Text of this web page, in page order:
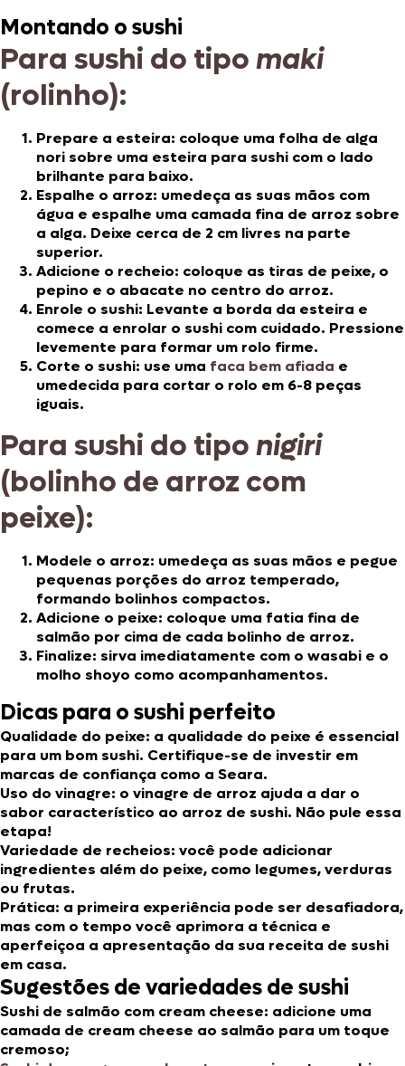
Montando o sushi
Para sushi do tipomaki
(rolinho):
Prepare a esteira: coloque uma folha de alga
nori sobre uma esteira para sushi com o lado
brilhante para baixo.
Espalhe o arroz: umedeça as suas mãos com
água e espalhe uma camada fina de arroz sobre
a alga. Deixe cerca de 2 cm livres na parte
superior.
Adicione o recheio: coloque as tiras de peixe, o
pepino e o abacate no centro do arroz.
Enrole o sushi: Levante a borda da esteira e
comece a enrolar o sushi com cuidado. Pressione
levemente para formar um rolo firme.
Corte o sushi: use uma faca bem afiada e
umedecida para cortar o rolo em 6-8 peças
iguais.
Para sushi do tiponigiri
(bolinho de arroz com
peixe):
Modele o arroz: umedeça as suas mãos e pegue
pequenas porções do arroz temperado,
formando bolinhos compactos.
Adicione o peixe: coloque uma fatia fina de
salmão por cima de cada bolinho de arroz.
Finalize: sirva imediatamente com o wasabi e o
molho shoyo como acompanhamentos.
Dicas para o sushi perfeito
Qualidade do peixe: a qualidade do peixe é essencial
para um bom sushi. Certifique-se de investir em
marcas de confiança como a Seara.
Uso do vinagre: o vinagre de arroz ajuda a dar o
sabor característico ao arroz de sushi. Não pule essa
etapa!
Variedade de recheios: você pode adicionar
ingredientes além do peixe, como legumes, verduras
ou frutas.
Prática: a primeira experiência pode ser desafiadora,
mas com o tempo você aprimora a técnica e
aperfeiçoa a apresentação da sua receita de sushi
em casa.
Sugestões de variedades de sushi
Sushi de salmão com cream cheese: adicione uma
camada de cream cheese ao salmão para um toque
cremoso;